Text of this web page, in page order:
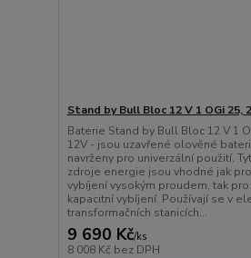
Stand by Bull Bloc 12 V 1 OGi 25,
Baterie Stand by Bull Bloc 12 V 1
12V - jsou uzavřené olověné
navrženy pro univerzální použití.
zdroje energie jsou vhodné jak
vybíjení vysokým proudem, tak
kapacitní vybíjení. Používají se v
transformačních stanicích...
9 690 Kč/ks
8 008 Kč bez DPH